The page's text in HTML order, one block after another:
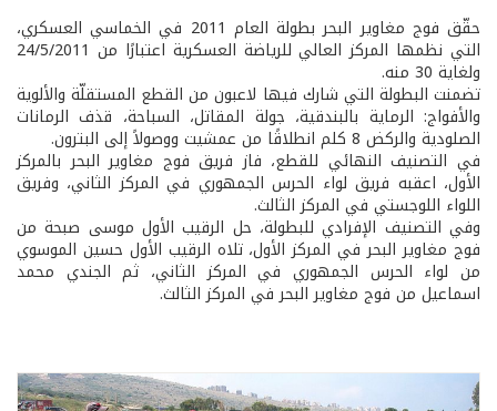
حقّق فوج مغاوير البحر بطولة العام 2011 في الخماسي العسكري،
التي نظمها المركز العالي للرياضة العسكرية اعتبارًا من 24/5/2011
ولغاية 30 منه.
تضمنت البطولة التي شارك فيها لاعبون من القطع المستقلّة والألوية
والأفواج: الرماية بالبندقية، جولة المقاتل، السباحة، قذف الرمانات
الصلودية والركض 8 كلم انطلاقًا من عمشيت ووصولاً إلى البترون.
في التصنيف النهائي للقطع، فاز فريق فوج مغاوير البحر بالمركز
الأول، اعقبه فريق لواء الحرس الجمهوري في المركز الثاني، وفريق
اللواء اللوجستي في المركز الثالث.
وفي التصنيف الإفرادي للبطولة، حل الرقيب الأول موسى صبحة من
فوج مغاوير البحر في المركز الأول، تلاه الرقيب الأول حسين الموسوي
من لواء الحرس الجمهوري في المركز الثاني، ثم الجندي محمد
اسماعيل من فوج مغاوير البحر في المركز الثالث.